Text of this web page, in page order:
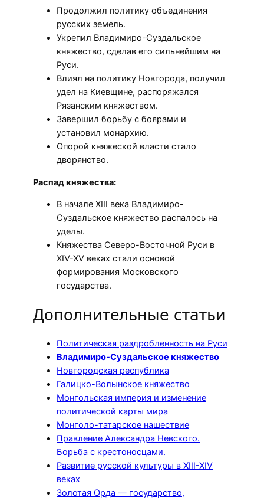
Продолжил политику объединения
русских земель.
Укрепил Владимиро-Суздальское
княжество, сделав его сильнейшим на
Руси.
Влиял на политику Новгорода, получил
удел на Киевщине, распоряжался
Рязанским княжеством.
Завершил борьбу с боярами и
установил монархию.
Опорой княжеской власти стало
дворянство.
Распад княжества:
В начале XIII века Владимиро-
Суздальское княжество распалось на
уделы.
Княжества Северо-Восточной Руси в
XIV-XV веках стали основой
формирования Московского
государства.
Дополнительные статьи
Политическая раздробленность на Руси
Владимиро-Суздальское княжество
Новгородская республика
Галицко-Волынское княжество
Монгольская империя и изменение
политической карты мира
Монголо-татарское нашествие
Правление Александра Невского.
Борьба с крестоносцами.
Развитие русской культуры в XIII-XIV
веках
Золотая Орда — государство,